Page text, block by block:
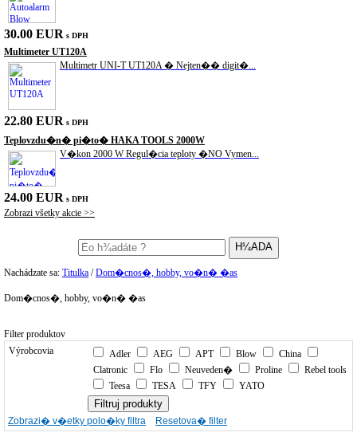
30.00 EUR s DPH
Multimeter UT120A
Multimetr UNI-T UT120A � Nejten�� digit�...
22.80 EUR s DPH
Teplovzdu�n� pi�to� HAKA TOOLS 2000W
V�kon 2000 W Regul�cia teploty �NO Vymen...
24.00 EUR s DPH
Zobrazi všetky akcie >>
Nachádzate sa: Titulka /Dom�cnos�, hobby, vo�n� �as
Dom�cnos�, hobby, vo�n� �as
Filter produktov
Výrobcovia
Adler AEG APT Blow
China
Clatronic
Flo Neuveden� Proline
Rebel tools
Teesa
TESA TFY YATO
Zobrazi� v�etky polo�ky filtra Resetova� filter